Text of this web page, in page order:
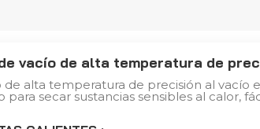
vacío de alta temperatura de
de alta temperatura de precisión al vacío
para secar sustancias sensibles al calor,